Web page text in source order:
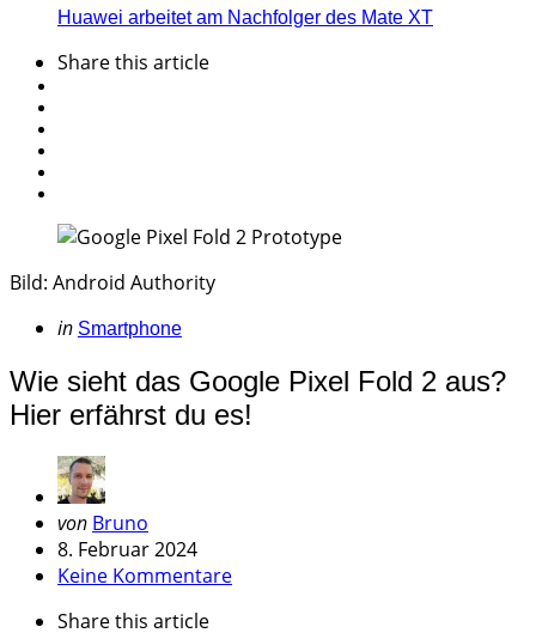
Huawei arbeitet am Nachfolger des Mate XT
Sharethis article
Bild: Android Authority
Categories
Posted
in Smartphone
Wie sieht das Google Pixel Fold 2 aus?
Hier erfährst du es!
Geschrieben
von
von Bruno
8. Februar 2024
Keine Kommentare
Sharethis article